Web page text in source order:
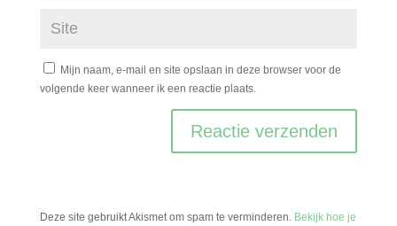
Mijn naam, e-mail en site opslaan in deze browser voor de
volgende keer wanneer ik een reactie plaats.
Deze site gebruikt Akismet om spam te verminderen. Bekijk hoe je